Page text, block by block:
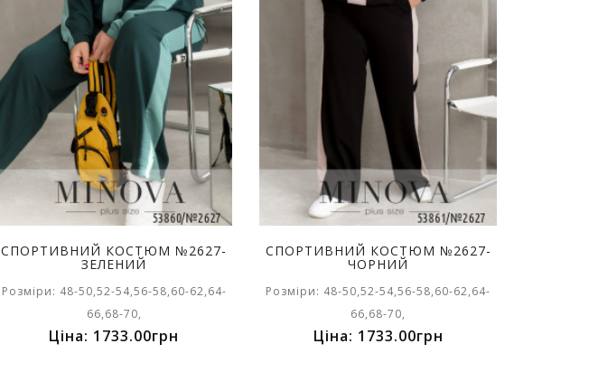
СПОРТИВНИЙ КОСТЮМ №2627-
ЗЕЛЕНИЙ
Розміри: 48-50,52-54,56-58,60-62,64-
66,68-70,
Ціна: 1733.00грн
СПОРТИВНИЙ КОСТЮМ №2627-
ЧОРНИЙ
Розміри: 48-50,52-54,56-58,60-62,64-
66,68-70,
Ціна: 1733.00грн